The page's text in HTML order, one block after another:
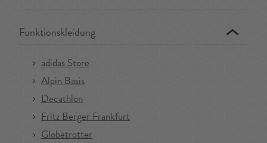
Funktionskleidung
adidas Store
Alpin Basis
Decathlon
Fritz Berger Frankfurt
Globetrotter